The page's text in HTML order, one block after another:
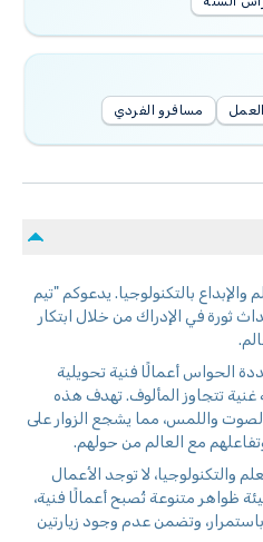
مسافرو الفردي
بالتكنولوجيا. يدعوكم "تيم
ثورة في الإدراك من خلال ابتكار
الحواس أعمالًا فنية تحويلية
تتجاوز المألوف. تهدف هذه
واللمس، مما يشجع الزوار على
مع العالم من حولهم.
والتكنولوجيا، لا توجد الأعمال
ظواهر متنوعة تُصبح أعمالًا فنية،
وتضمن عدم وجود زيارتين